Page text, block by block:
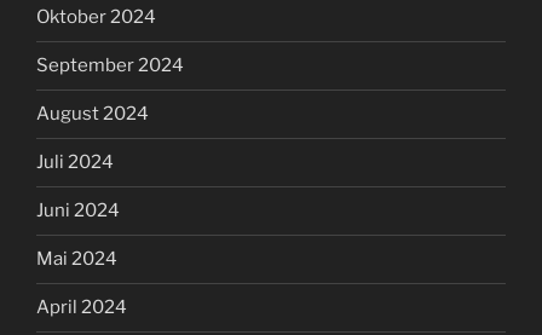
Oktober 2024
September 2024
August 2024
Juli 2024
Juni 2024
Mai 2024
April 2024